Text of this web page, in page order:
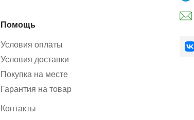
Помощь
Условия оплаты
Условия доставки
Покупка на месте
Гарантия на товар
Контакты